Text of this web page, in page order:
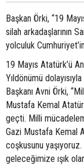
Başkan Örki, “19
silah arkadaşlarının
yolculuk
19 Mayıs Atatürk’ü
Yıldönümü
Başkanı Avni Örki,
Mustafa Kemal
geçti. Milli
Gazi Mustafa Kemal
coşkusunu
geleceğimize ışık